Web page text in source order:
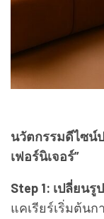
นวัตกรรมดีไซน์ป
เฟอร์นิเจอร์”
Step 1: เปลี่ยนรู
แคเรียร์เริ่มต้นก